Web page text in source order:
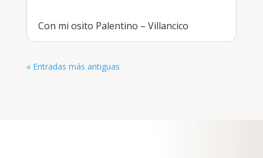
Con mi osito Palentino – Villancico
« Entradas más antiguas